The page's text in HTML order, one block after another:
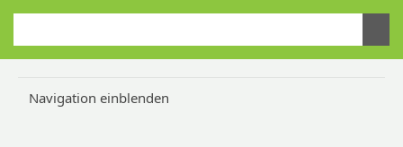
Navigation einblenden